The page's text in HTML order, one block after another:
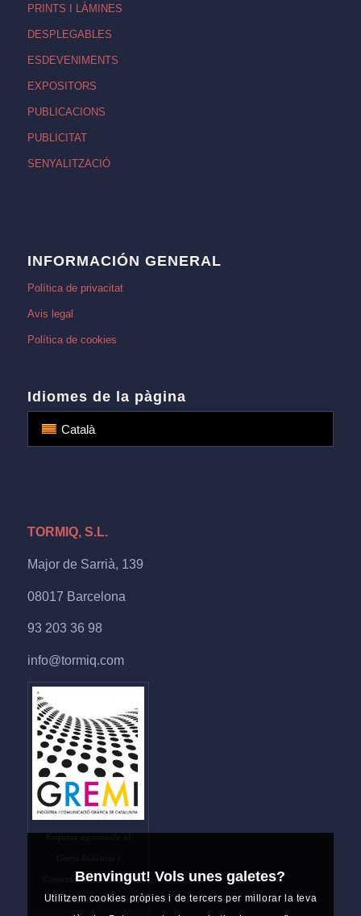
PRINTS I LÀMINES
DESPLEGABLES
ESDEVENIMENTS
EXPOSITORS
PUBLICACIONS
PUBLICITAT
SENYALITZACIÓ
INFORMACIÓN GENERAL
Política de privacitat
Avis legal
Política de cookies
Idiomes de la pàgina
Català
TORMIQ, S.L.
Major de Sarrià, 139
08017 Barcelona
93 203 36 98
info@tormiq.com
Empresa agremiada al
Comunicació Gràfica de
Catalunya
Benvingut! Vols unes galetes?
Utilitzem cookies pròpies i de tercers per millorar la teva